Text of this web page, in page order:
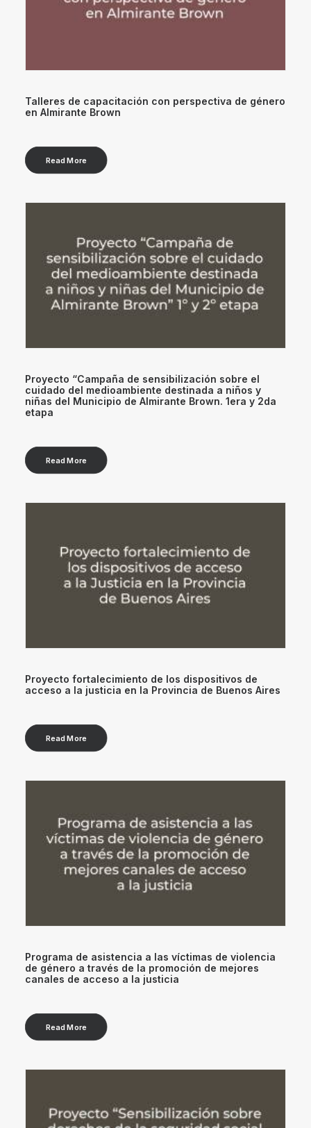
Talleres de capacitación con perspectiva de género
en Almirante Brown
Read More
Proyecto “Campaña de sensibilización sobre el
cuidado del medioambiente destinada a niños y
niñas del Municipio de Almirante Brown. 1era y 2da
etapa
Read More
Proyecto fortalecimiento de los dispositivos de
acceso a la justicia en la Provincia de Buenos Aires
Read More
Programa de asistencia a las víctimas de violencia
de género a través de la promoción de mejores
canales de acceso a la justicia
Read More